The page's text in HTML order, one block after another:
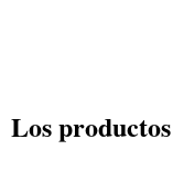
Los